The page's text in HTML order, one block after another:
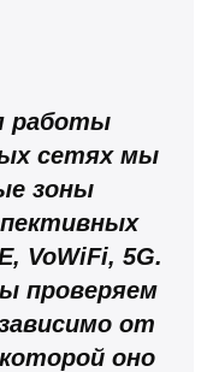
работы
сетях мы
зоны
VoWiFi, 5G.
проверяем
от
оно